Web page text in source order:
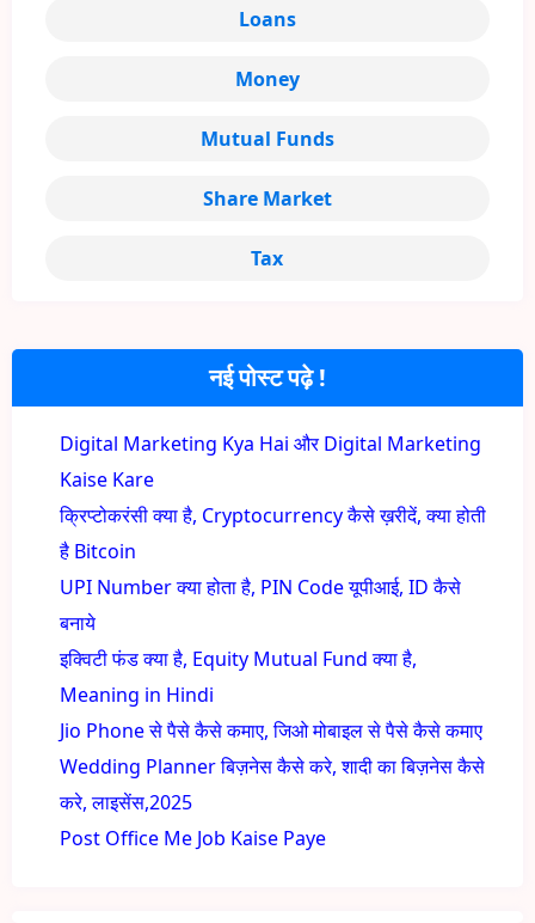
नई पोस्ट पढ़े !
Digital Marketing Kya Hai और Digital Marketing
Kaise Kare
क्रिप्टोकरंसी क्या है, Cryptocurrency कैसे ख़रीदें, क्या होती
है Bitcoin
UPI Number क्या होता है, PIN Code यूपीआई, ID कैसे
बनाये
इक्विटी फंड क्या है, Equity Mutual Fund क्या है,
Meaning in Hindi
Jio Phone से पैसे कैसे कमाए, जिओ मोबाइल से पैसे कैसे कमाए
Wedding Planner बिज़नेस कैसे करे, शादी का बिज़नेस कैसे
करे, लाइसेंस,2025
Post Office Me Job Kaise Paye
Loans
Money
Mutual Funds
Share Market
Tax